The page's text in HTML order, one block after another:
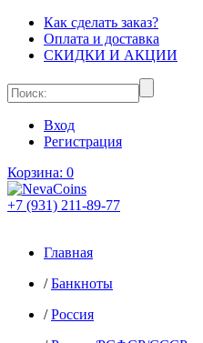
Как сделать заказ?
Оплата и доставка
СКИДКИ И АКЦИИ
Вход
Регистрация
Корзина: 0
+7 (931) 211-89-77
Главная
/Банкноты
/Россия